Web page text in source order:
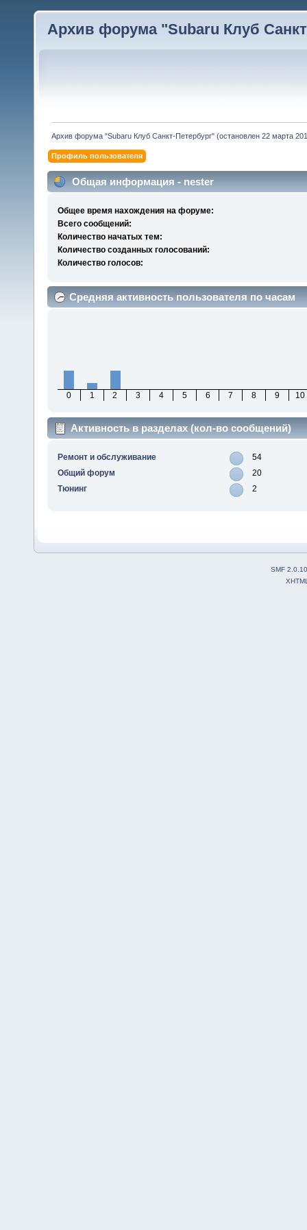
Архив форума "Subaru Клуб
Архив форума "Subaru Клуб Санкт-Петербург" (остановлен 22 марта
Профиль пользователя
Общая информация - nester
Общее время нахождения на форуме:
Всего сообщений:
Количество начатых тем:
Количество созданных голосований:
Количество голосов:
Средняя активность пользователя по часам
0 1 2 3 4 5 6 7 8 9 10
Активность в разделах (кол-во сообщений)
Ремонт и обслуживание
54
Общий форум
20
Тюнинг
2
SMF 2.0.10